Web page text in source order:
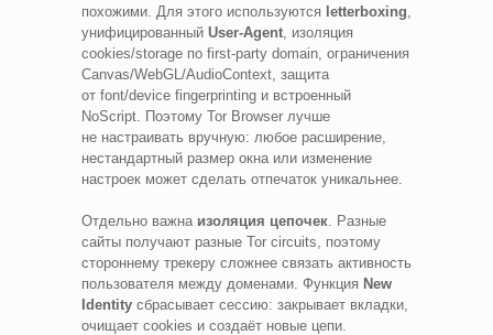
похожими. Для этого используются letterboxing
унифицированный User‑Agent , изоляция
cookies/storage по first‑party domain, ограничения
Canvas/WebGL/AudioContext, защита
от font/device fingerprinting и встроенный
NoScript. Поэтому Tor Browser лучше
не настраивать вручную: любое расширение,
нестандартный размер окна или изменение
настроек может сделать отпечаток уникальнее.
Отдельно важна изоляция цепочек . Разные
сайты получают разные Tor circuits, поэтому
стороннему трекеру сложнее связать активность
пользователя между доменами. Функция New
Identity сбрасывает сессию: закрывает вкладки,
очищает cookies и создаёт новые цепи.